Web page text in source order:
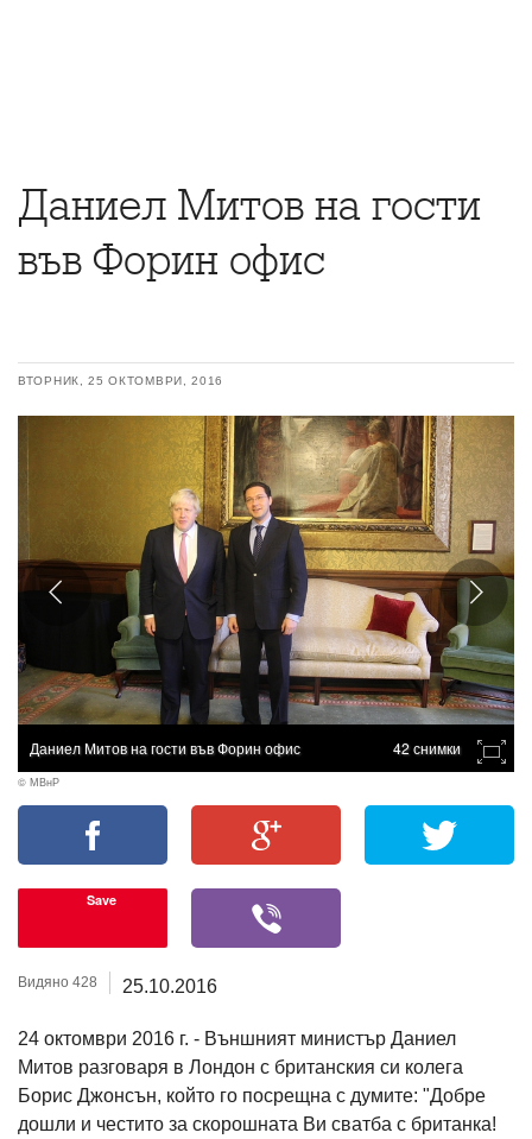
Даниел Митов на гости
във Форин офис
ВТОРНИК, 25 ОКТОМВРИ, 2016
Даниел Митов на гости във Форин офис 42 снимки
© МВнР
Save
Видяно 428 25.10.2016
24 октомври 2016 г. - Външният министър Даниел
Митов разговаря в Лондон с британския си колега
Борис Джонсън, който го посрещна с думите: "Добре
дошли и честито за скорошната Ви сватба с британка!